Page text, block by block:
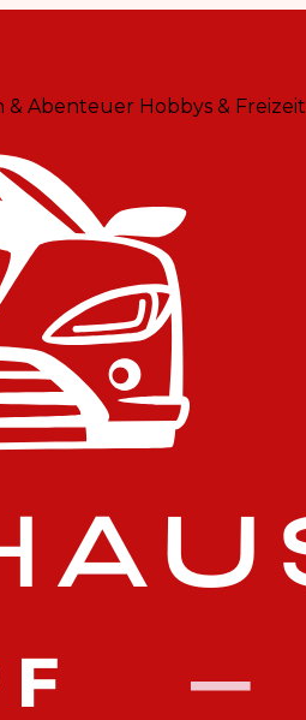
& Abenteuer Hobbys & Freizeit